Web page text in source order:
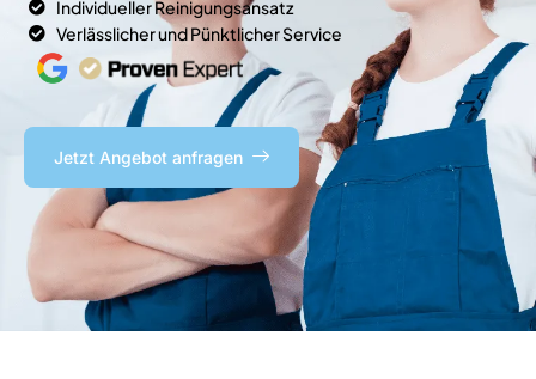
Individueller Reinigungsansatz
Verlässlicher und Pünktlicher Service
Jetzt Angebot anfragen